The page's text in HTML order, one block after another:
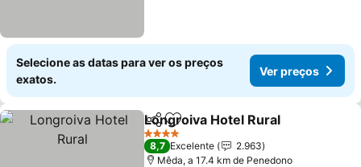
Selecione as datas para ver os preços
exatos.
Ver preços
PartilharAdicionar aos favoritos
Longroiva Hotel Rural
4 Estrelas
8,7 Excelente
2.963
Mêda, a 17.4 km de Penedono